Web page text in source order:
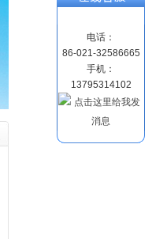
电话：
86-021-32586665
手机：
13795314102